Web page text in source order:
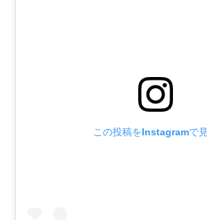
この投稿をInstagramで